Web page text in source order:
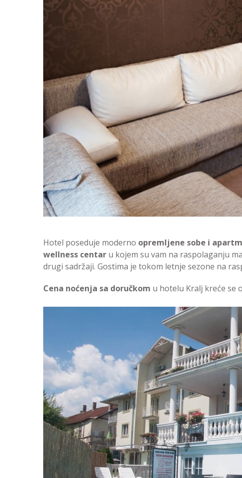
Hotel poseduje moderno opremljene sobe i
wellness centar u kojem su vam na raspolaganju
drugi sadržaji. Gostima je tokom letnje sezone na
Cena noćenja sa doručkom u hotelu Kralj kreće se